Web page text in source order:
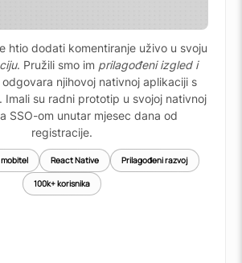
htio dodati komentiranje uživo u svoju
. Pružili smo im prilagođeni izgled i
njihovoj nativnoj aplikaciji s
Imali su radni prototip u svojoj nativnoj
SSO-om unutar mjesec dana od
registracije.
React Native Prilagođeni razvoj
100k+ korisnika